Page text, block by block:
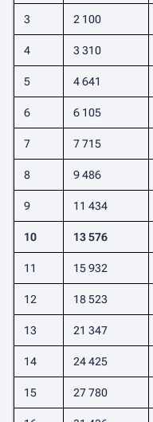
3 2 100
4 3 310
5 4 641
6 6 105
7 7 715
8 9 486
9 11 434
10 13 576
11 15 932
12 18 523
13 21 347
14 24 425
15 27 780